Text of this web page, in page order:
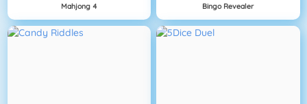
Mahjong 4 Bingo Revealer